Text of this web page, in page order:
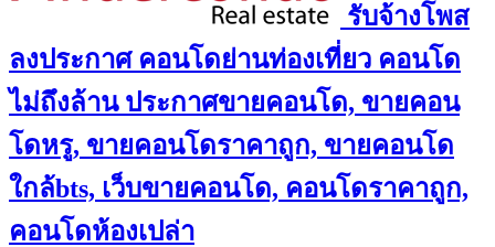
รับจ้างโพส
ลงประกาศ คอนโดย่านท่องเที่ยว คอนโด
ไม่ถึงล้าน ประกาศขายคอนโด, ขายคอน
โดหรู, ขายคอนโดราคาถูก, ขายคอนโด
ใกล้bts, เว็บขายคอนโด, คอนโดราคาถูก,
คอนโดห้องเปล่า